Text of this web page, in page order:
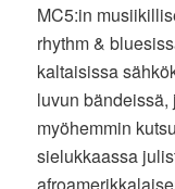
MC5:in
rhythm &
kaltaisissa
luvun
myöhemmin
sielukkaassa